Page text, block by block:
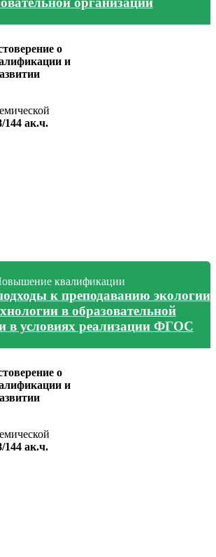
о
и
144 ак.ч.
квалификации
к преподаванию экологии
в образовательной
в условиях реализации ФГОС
о
и
144 ак.ч.